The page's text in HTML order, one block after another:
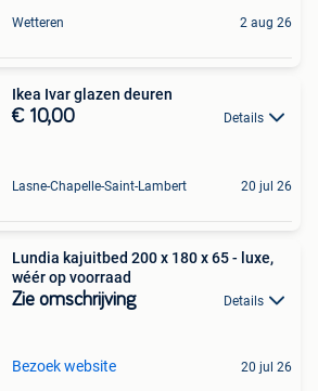
Wetteren 2 aug 26
Ikea Ivar glazen deuren
€ 10,00 Details
Lasne-Chapelle-Saint-Lambert 20 jul 26
Lundia kajuitbed 200 x 180 x 65 - luxe,
wéér op voorraad
Zie omschrijving Details
Bezoek website 20 jul 26